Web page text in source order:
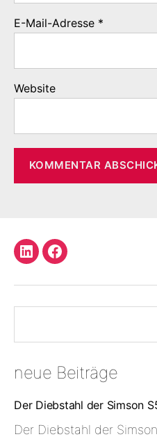
E-Mail-Adresse *
Website
LinkedInFacebook
neue Beiträge
Der Diebstahl der Simson
Der Diebstahl der